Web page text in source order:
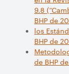
9.8
BHP de
los
BHP de
de BHP